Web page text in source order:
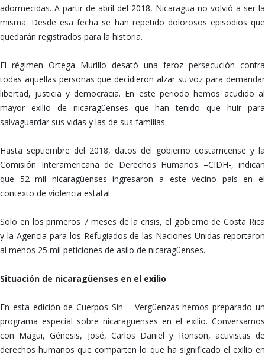
adormecidas. A partir de abril del 2018, Nicaragua no volvió a ser la
misma. Desde esa fecha se han repetido dolorosos episodios que
quedarán registrados para la historia.
El régimen Ortega Murillo desató una feroz persecución contra
todas aquellas personas que decidieron alzar su voz para demandar
libertad, justicia y democracia. En este periodo hemos acudido al
mayor exilio de nicaragüenses que han tenido que huir para
salvaguardar sus vidas y las de sus familias.
Hasta septiembre del 2018, datos del gobierno costarricense y la
Comisión Interamericana de Derechos Humanos –CIDH-, indican
que 52 mil nicaragüenses ingresaron a este vecino país en el
contexto de violencia estatal.
Solo en los primeros 7 meses de la crisis, el gobierno de Costa Rica
y la Agencia para los Refugiados de las Naciones Unidas reportaron
al menos 25 mil peticiones de asilo de nicaragüenses.
Situación de nicaragüenses en el exilio
En esta edición de Cuerpos Sin – Vergüenzas hemos preparado un
programa especial sobre nicaragüenses en el exilio. Conversamos
con Magui, Génesis, José, Carlos Daniel y Ronson, activistas de
derechos humanos que comparten lo que ha significado el exilio en